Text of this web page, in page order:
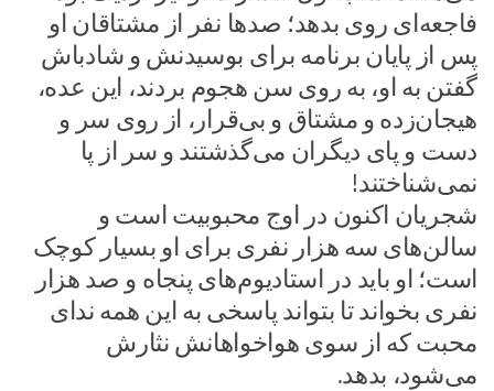
فاجعه‌ای روی بدهد؛ صد‌ها نفر از مشتاقان او
پس از پایان برنامه برای بوسیدنش و شادباش
گفتن به او، به روی سن هجوم بردند، این عده،
هیجان‌زده و مشتاق و بی‌قرار، از روی سر و
دست و پای دیگران می‌گذشتند و سر از پا
نمی‌شناختند!
شجریان اکنون در اوج محبوبیت است و
سالن‌های سه هزار نفری برای او بسیار کوچک
است؛ او باید در استادیوم‌های پنجاه و صد هزار
نفری بخواند تا بتواند پاسخی به این همه ندای
محبت که از سوی هواخواهانش نثارش
می‌شود، بدهد.